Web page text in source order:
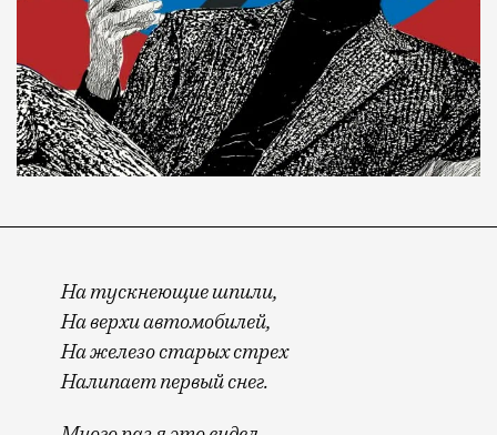
На тускнеющие шпили,
На верхи автомобилей,
На железо старых стрех
Налипает первый снег.